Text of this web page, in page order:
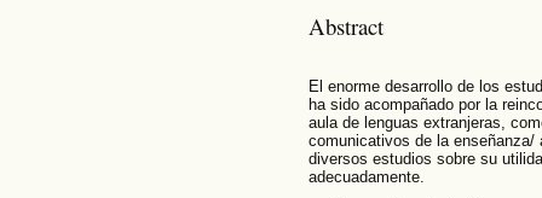
Abstract
El enorme desarrollo de los
ha sido acompañado por la
aula de lenguas extranjeras,
comunicativos de la enseñanza/
diversos estudios sobre su
adecuadamente.